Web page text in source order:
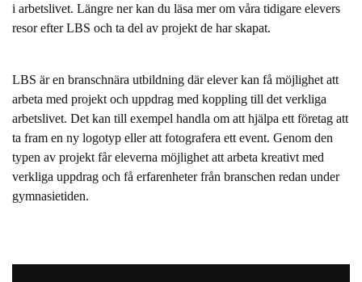
i arbetslivet. Längre ner kan du läsa mer om våra tidigare elevers
resor efter LBS och ta del av projekt de har skapat.
LBS är en branschnära utbildning där elever kan få möjlighet att
arbeta med projekt och uppdrag med koppling till det verkliga
arbetslivet. Det kan till exempel handla om att hjälpa ett företag att
ta fram en ny logotyp eller att fotografera ett event. Genom den
typen av projekt får eleverna möjlighet att arbeta kreativt med
verkliga uppdrag och få erfarenheter från branschen redan under
gymnasietiden.